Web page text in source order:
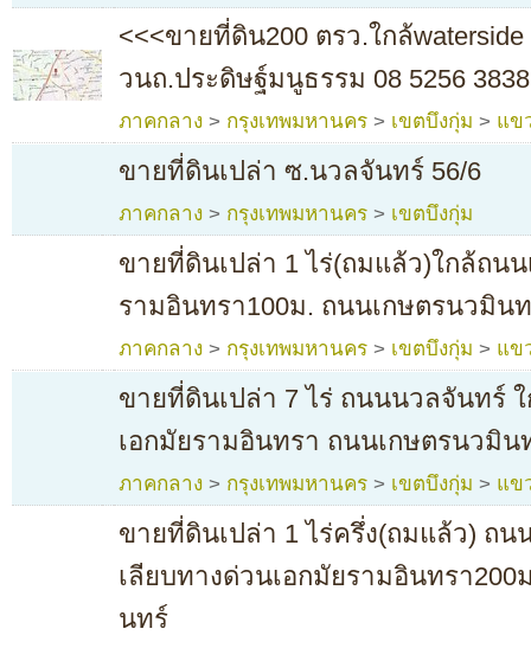
<<<ขายที่ดิน200 ตรว.ใกล้
วนถ.ประดิษฐ์มนูธรรม 08 5256
ภาคกลาง > กรุงเทพมหานคร > เขตบึงกุ่ม > แข
ขายที่ดินเปล่า ซ.นวลจันทร์ 56/6
ภาคกลาง > กรุงเทพมหานคร > เขตบึงกุ่ม
ขายที่ดินเปล่า 1 ไร่(ถมแล้ว)ใกล้ถน
รามอินทรา100ม. ถนนเกษตรนวมิน
ภาคกลาง > กรุงเทพมหานคร > เขตบึงกุ่ม > แข
ขายที่ดินเปล่า 7 ไร่ ถนนนวลจันทร์
เอกมัยรามอินทรา ถนนเกษตรนวมิน
ภาคกลาง > กรุงเทพมหานคร > เขตบึงกุ่ม > แข
ขายที่ดินเปล่า 1 ไร่ครึ่ง(ถมแล้ว) ถ
เลียบทางด่วนเอกมัยรามอินทรา
นทร์